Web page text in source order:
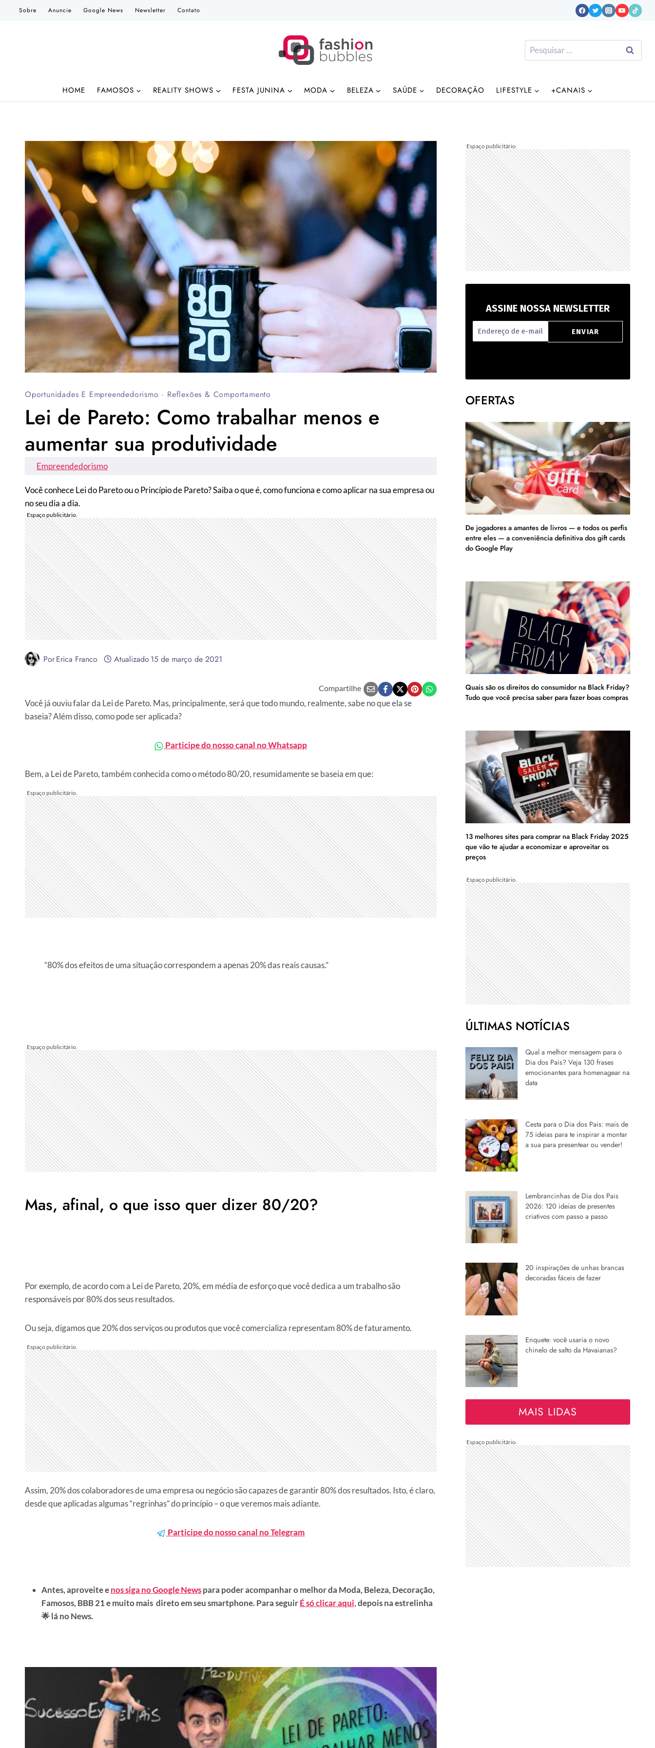
Sobre Anuncie Google News Newsletter Contato
Pesquisar
por:
HOME FAMOSOS REALITY SHOWS FESTA JUNINA MODA BELEZA SAÚDE DECORAÇÃO LIFESTYLE +CANAIS
Oportunidades E Empreendedorismo · Reflexões & Comportamento
Lei de Pareto: Como trabalhar menos e
aumentar sua produtividade
Empreendedorismo
Você conhece Lei do Pareto ou o Princípio de Pareto? Saiba o que é, como funciona e como aplicar na sua empresa ou
no seu dia a dia.
PorErica Franco Atualizado15 de março de 2021
Compartilhe
Você já ouviu falar da Lei de Pareto. Mas, principalmente, será que todo mundo, realmente, sabe no que ela se
baseia? Além disso, como pode ser aplicada?
Participe do nosso canal no Whatsapp
Bem, a Lei de Pareto, também conhecida como o método 80/20, resumidamente se baseia em que:
“80% dos efeitos de uma situação correspondem a apenas 20% das reais causas.”
Mas, afinal, o que isso quer dizer 80/20?
Por exemplo, de acordo com a Lei de Pareto, 20%, em média de esforço que você dedica a um trabalho são
responsáveis por 80% dos seus resultados.
Ou seja, digamos que 20% dos serviços ou produtos que você comercializa representam 80% de faturamento.
Assim, 20% dos colaboradores de uma empresa ou negócio são capazes de garantir 80% dos resultados. Isto, é claro,
desde que aplicadas algumas “regrinhas” do princípio – o que veremos mais adiante.
Participe do nosso canal no Telegram
Antes, aproveite enos siga no Google Newspara poder acompanhar o melhor da Moda, Beleza, Decoração,
Famosos, BBB 21 e muito mais direto em seu smartphone. Para seguirÉ só clicar aqui,depois na estrelinha
🌟 lá no News.
ASSINE NOSSA NEWSLETTER
OFERTAS
De jogadores a amantes de livros — e todos os perfis
entre eles — a conveniência definitiva dos gift cards
do Google Play
Quais são os direitos do consumidor na Black Friday?
Tudo que você precisa saber para fazer boas compras
13 melhores sites para comprar na Black Friday 2025
que vão te ajudar a economizar e aproveitar os
preços
ÚLTIMAS NOTÍCIAS
Qual a melhor mensagem para o
Dia dos Pais? Veja 130 frases
emocionantes para homenagear na
data
Cesta para o Dia dos Pais: mais de
75 ideias para te inspirar a montar
a sua para presentear ou vender!
Lembrancinhas de Dia dos Pais
2026: 120 ideias de presentes
criativos com passo a passo
20 inspirações de unhas brancas
decoradas fáceis de fazer
Enquete: você usaria o novo
chinelo de salto da Havaianas?
MAIS LIDAS